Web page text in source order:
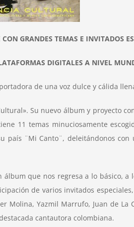
GRANDES TEMAS E INVITADOS
DIGITALES A NIVEL
de una voz dulce y cálida
Su nuevo álbum y proyecto
11 temas minuciosamente
¨Mi Canto¨, deleitándonos
que nos regresa a lo básico,
de varios invitados
Yazmil Marrufo, Juan de La
cantautora colombiana.